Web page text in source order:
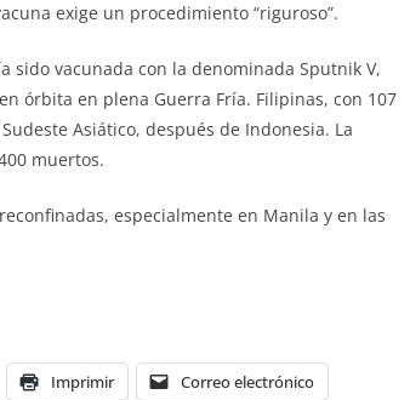
exige un procedimiento “riguroso”.
vacunada con la denominada Sputnik V,
órbita en plena Guerra Fría. Filipinas, con 107
Asiático, después de Indonesia. La
muertos.
especialmente en Manila y en las
Imprimir Correo electrónico